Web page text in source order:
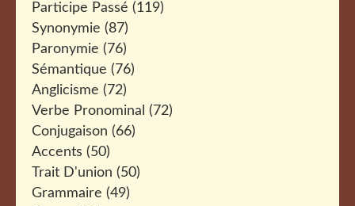
Participe Passé (119)
Synonymie (87)
Paronymie (76)
Sémantique (76)
Anglicisme (72)
Verbe Pronominal (72)
Conjugaison (66)
Accents (50)
Trait D'union (50)
Grammaire (49)